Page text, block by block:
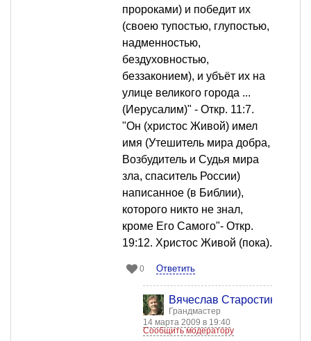
пророками) и победит их
(своею тупостью, глупостью,
надменностью,
бездуховностью,
беззаконием), и убъёт их на
улице великого города ...
(Иерусалим)" - Откр. 11:7.
"Он (христос Живой) имел
имя (Утешитель мира добра,
Возбудитель и Судья мира
зла, спаситель России)
написанное (в Библии),
которого никто не знал,
кроме Его Самого"- Откр.
19:12. Христос Живой (пока).
0 Ответить
Вячеслав Старостин
Грандмастер
14 марта 2009 в 19:40
Сообщить модератору